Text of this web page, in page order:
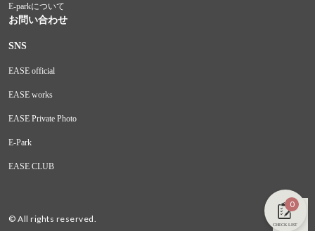
0
CHECK LIST
E-parkについて
お問い合わせ
SNS
EASE official
EASE works
EASE Private Photo
E-Park
EASE CLUB
© All rights reserved.